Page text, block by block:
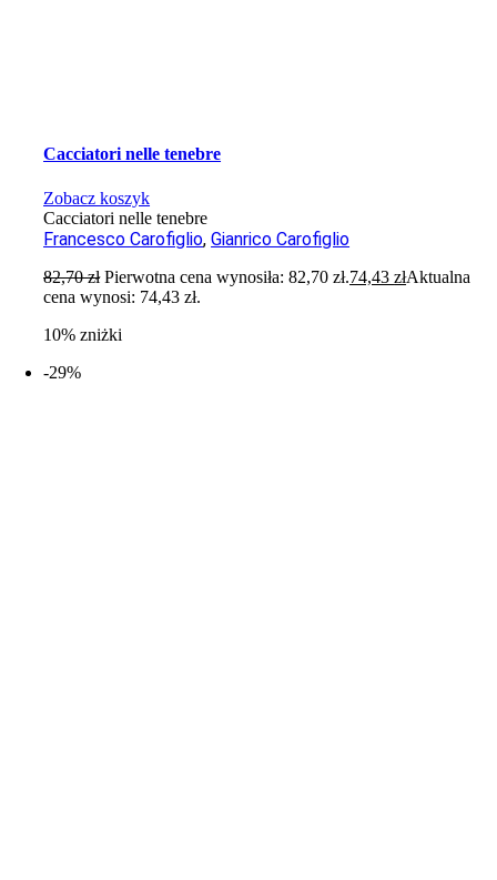
Cacciatori nelle tenebre
Zobacz koszyk
Cacciatori nelle tenebre
Francesco Carofiglio,Gianrico Carofiglio
82,70zł Pierwotna cena wynosiła: 82,70 zł.74,43złAktualna
cena wynosi: 74,43 zł.
10% zniżki
-29%